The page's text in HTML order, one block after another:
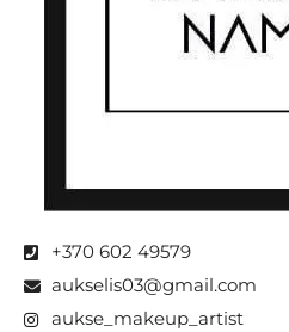
+370 602 49579
aukselis03@gmail.com
aukse_makeup_artist